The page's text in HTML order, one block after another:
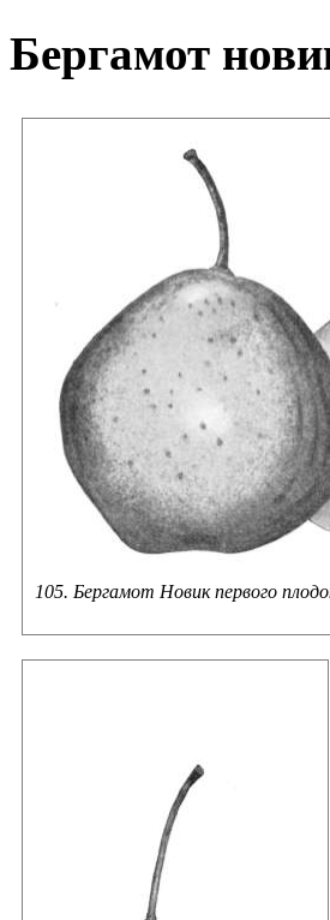
Бергамот
105. Бергамот Новик первого